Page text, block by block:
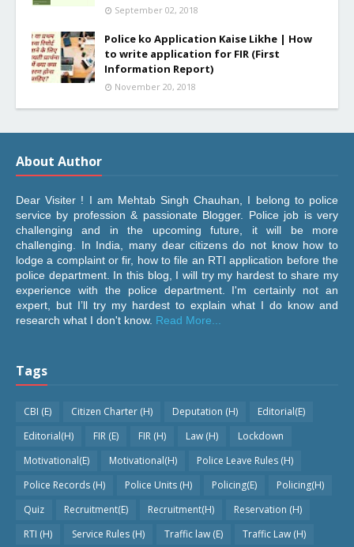
September 02, 2018
Police ko Application Kaise Likhe | How
to write application for FIR (First
Information Report)
November 20, 2018
About Author
Dear Visiter ! I am Mehtab Singh Chauhan, I belong to police
service by profession & passionate Blogger. Police job is very
challenging and in the upcoming future, it will be more
challenging. In India, many dear citizens do not know how to
lodge a complaint or fir, how to file an RTI application before the
police department. In this blog, I will try my hardest to share my
experience with the police department. I'm certainly not an
expert, but I’ll try my hardest to explain what I do know and
research what I don't know. Read More...
Tags
CBI (E) Citizen Charter (H) Deputation (H)
Editorial(E)
Editorial(H)
FIR (E) FIR (H) Law (H)
Lockdown
Motivational(E)
Motivational(H)
Police Leave Rules (H)
Police Records (H)
Police Units (H) Policing(E)
Policing(H)
Quiz
Recruitment(E) Recruitment(H)
Reservation (H)
RTI (H)
Service Rules (H) Traffic law (E) Traffic Law (H)